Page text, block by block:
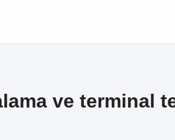
ve terminal